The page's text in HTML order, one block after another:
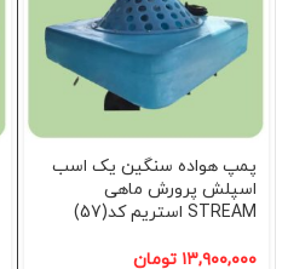
پمپ هواده سنگین یک اسب
اسپلش پرورش ماهی
STREAM استریم کد(57)
۱۳,۹۰۰,۰۰۰ تومان